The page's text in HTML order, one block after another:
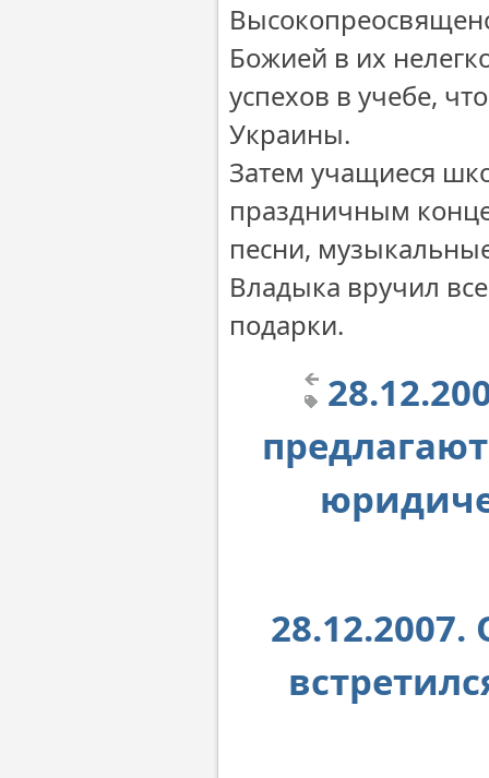
Божией в их
успехов в учебе,
Украины.
Затем учащиеся
праздничным
песни,
Владыка вручил
подарки.